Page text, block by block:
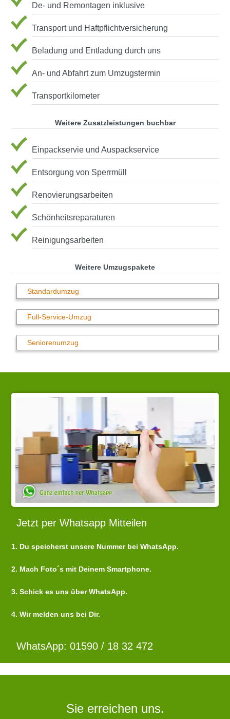
De- und Remontagen inklusive
Transport und Haftpflichtversicherung
Beladung und Entladung durch uns
An- und Abfahrt zum Umzugstermin
Transportkilometer
Weitere Zusatzleistungen buchbar
Einpackservie und Auspackservice
Entsorgung von Sperrmüll
Renovierungsarbeiten
Schönheitsreparaturen
Reinigungsarbeiten
Weitere Umzugspakete
Standardumzug
Full-Service-Umzug
Seniorenumzug
Jetzt per Whatsapp Mitteilen
1. Du speicherst unsere Nummer bei WhatsApp.
2. Mach Foto´s mit Deinem Smartphone.
3. Schick es uns über WhatsApp.
4. Wir melden uns bei Dir.
WhatsApp: 01590 / 18 32 472
Sie erreichen uns.